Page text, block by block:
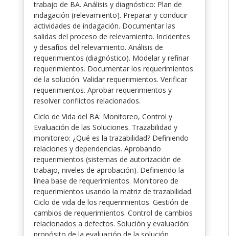
trabajo de BA. Análisis y diagnóstico: Plan de
indagación (relevamiento). Preparar y conducir
actividades de indagación. Documentar las
salidas del proceso de relevamiento. Incidentes
y desafíos del relevamiento. Análisis de
requerimientos (diagnóstico). Modelar y refinar
requerimientos. Documentar los requerimientos
de la solución. Validar requerimientos. Verificar
requerimientos. Aprobar requerimientos y
resolver conflictos relacionados.
Ciclo de Vida del BA: Monitoreo, Control y
Evaluación de las Soluciones. Trazabilidad y
monitoreo: ¿Qué es la trazabilidad? Definiendo
relaciones y dependencias. Aprobando
requerimientos (sistemas de autorización de
trabajo, niveles de aprobación). Definiendo la
línea base de requerimientos. Monitoreo de
requerimientos usando la matriz de trazabilidad.
Ciclo de vida de los requerimientos. Gestión de
cambios de requerimientos. Control de cambios
relacionados a defectos. Solución y evaluación: